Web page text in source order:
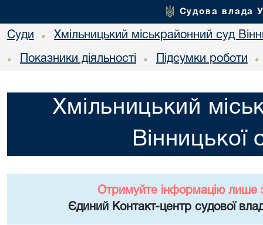
Судова влада
Суди • Хмільницький міськрайонний суд
• Показники діяльності • Підсумки роботи •
Хмільницький
Вінницької
Отримуйте інформацію лише
Єдиний Контакт-центр судової